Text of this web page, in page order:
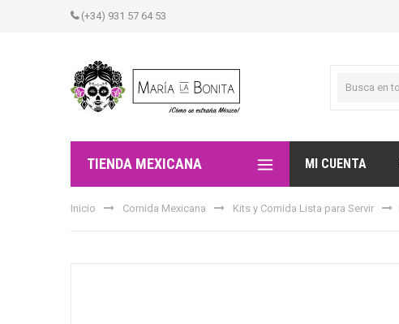
(+34) 931 57 64 53
TIENDA MEXICANA MI CUENTA
Inicio Comida Mexicana Kits y Comida Lista para Servir